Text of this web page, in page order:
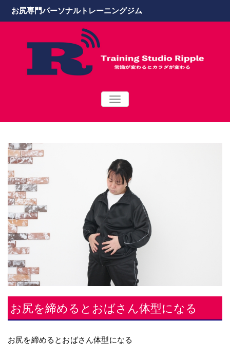
お尻専門パーソナルトレーニングジム
TOGGLE
NAVIGATION
お尻を締めるとおばさん体型になる
お尻を締めるとおばさん体型になる